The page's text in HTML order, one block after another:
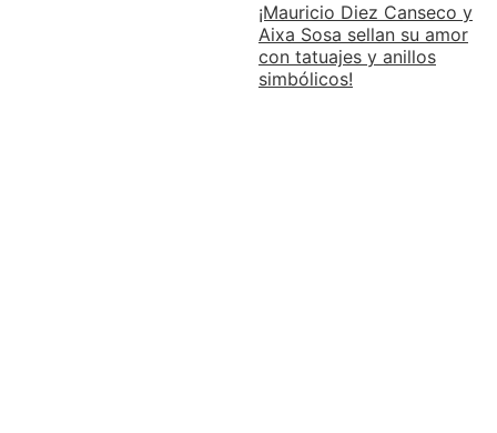
¡Mauricio Diez Canseco y
Aixa Sosa sellan su amor
con tatuajes y anillos
simbólicos!